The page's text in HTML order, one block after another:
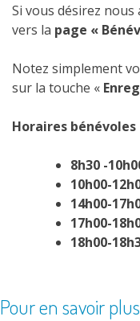
Si vous désirez
vers la page «
Notez simplement
sur la touche «
Horaires bénévoles
8h30 -
10h00-
14h00-
17h00-
18h00-
Pour en savoir plus